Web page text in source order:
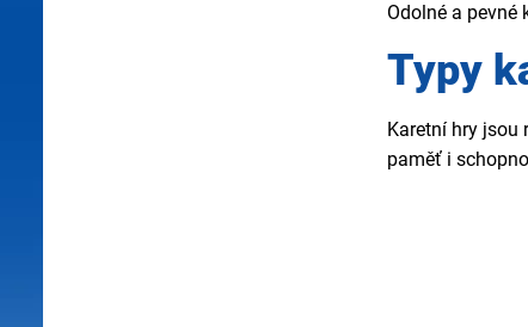
Odolné a
Typy
Karetní hry jsou
paměť i